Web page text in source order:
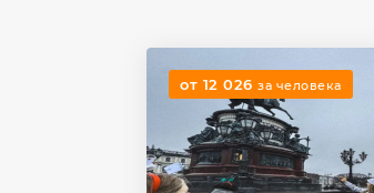
от 12 026 за человека